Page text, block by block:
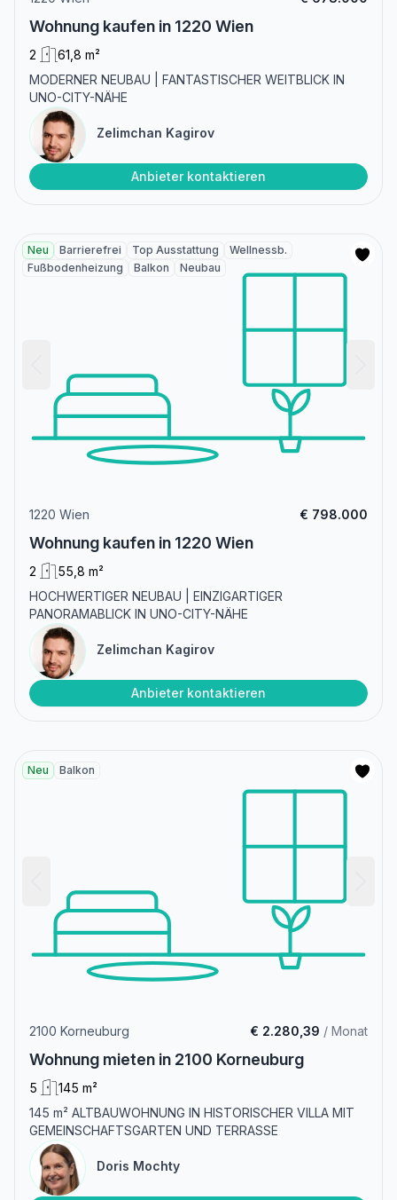
Wohnung kaufen in 1220 Wien
2
61,8 m²
MODERNER NEUBAU | FANTASTISCHER WEITBLICK IN
UNO-CITY-NÄHE
Zelimchan Kagirov
Anbieter kontaktieren
Neu Barrierefrei Top Ausstattung
Wellnessb.
Fußbodenheizung
Balkon Neubau
1220 Wien € 798.000
Wohnung kaufen in 1220 Wien
2
55,8 m²
HOCHWERTIGER NEUBAU | EINZIGARTIGER
PANORAMABLICK IN UNO-CITY-NÄHE
Zelimchan Kagirov
Anbieter kontaktieren
Neu Balkon
2100 Korneuburg € 2.280,39 / Monat
Wohnung mieten in 2100 Korneuburg
5
145 m²
145 m² ALTBAUWOHNUNG IN HISTORISCHER VILLA MIT
GEMEINSCHAFTSGARTEN UND TERRASSE
Doris Mochty